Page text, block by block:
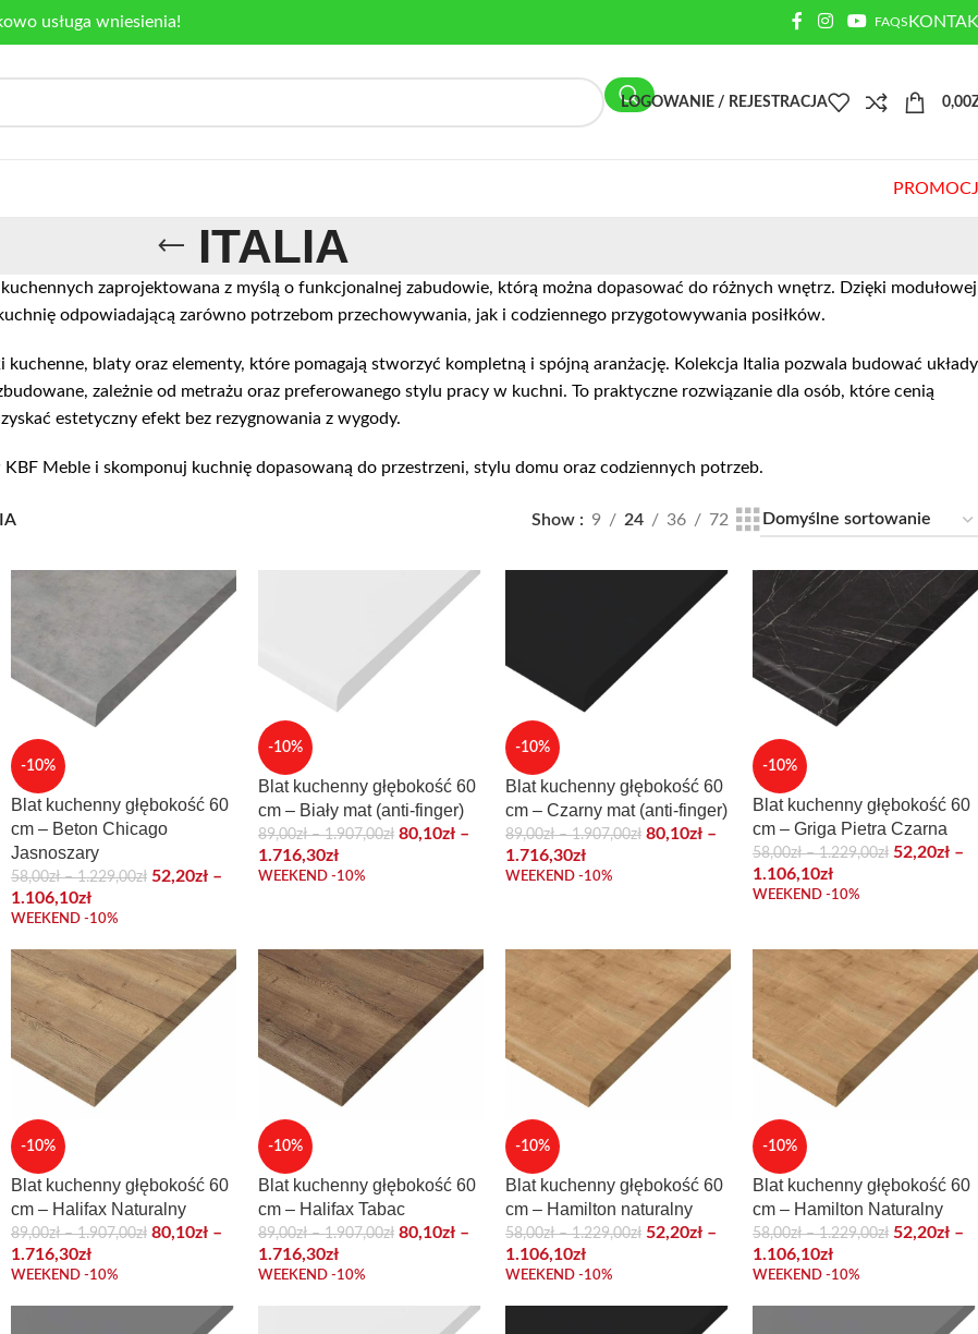
usługa wniesienia! FAQS
LOGOWANIE / REJESTRACJA 0,00
ITALIA
zaprojektowana z myślą o funkcjonalnej zabudowie, którą można dopasować do różnych wnętrz. Dzięki modułowej
odpowiadającą zarówno potrzebom przechowywania, jak i codziennego przygotowywania posiłków.
kuchenne, blaty oraz elementy, które pomagają stworzyć kompletną i spójną aranżację. Kolekcja Italia pozwala budować układy
zależnie od metrażu oraz preferowanego stylu pracy w kuchni. To praktyczne rozwiązanie dla osób, które cenią
estetyczny efekt bez rezygnowania z wygody.
Meble i skomponuj kuchnię dopasowaną do przestrzeni, stylu domu oraz codziennych potrzeb.
Show 9 24 36 72
-10%
Blat kuchenny głębokość 60
cm – Beton Chicago
Jasnoszary
58,00zł – 1.229,00zł 52,20zł –
1.106,10zł
WEEKEND -10%
-10%
Blat kuchenny głębokość 60
cm – Biały mat (anti-finger)
89,00zł – 1.907,00zł 80,10zł –
1.716,30zł
WEEKEND -10%
-10%
Blat kuchenny głębokość 60
cm – Czarny mat (anti-finger)
89,00zł – 1.907,00zł 80,10zł –
1.716,30zł
WEEKEND -10%
-10%
Blat kuchenny głębokość 60
cm – Griga Pietra Czarna
58,00zł – 1.229,00zł 52,20zł –
1.106,10zł
WEEKEND -10%
-10%
Blat kuchenny głębokość 60
cm – Halifax Naturalny
89,00zł – 1.907,00zł 80,10zł –
1.716,30zł
WEEKEND -10%
-10%
Blat kuchenny głębokość 60
cm – Halifax Tabac
89,00zł – 1.907,00zł 80,10zł –
1.716,30zł
WEEKEND -10%
-10%
Blat kuchenny głębokość 60
cm – Hamilton naturalny
58,00zł – 1.229,00zł 52,20zł –
1.106,10zł
WEEKEND -10%
-10%
Blat kuchenny głębokość 60
cm – Hamilton Naturalny
58,00zł – 1.229,00zł 52,20zł –
1.106,10zł
WEEKEND -10%